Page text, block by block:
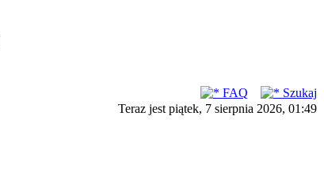
FAQ
Szukaj
Teraz jest piątek, 7 sierpnia 2026, 01:49